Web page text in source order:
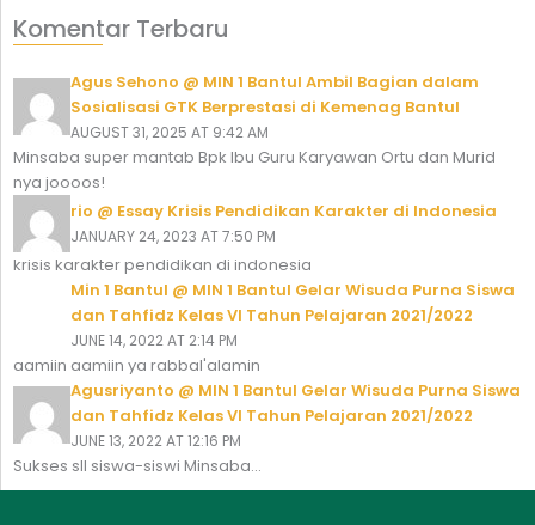
Komentar Terbaru
Agus Sehono @ MIN 1 Bantul Ambil Bagian dalam
Sosialisasi GTK Berprestasi di Kemenag Bantul
AUGUST 31, 2025 AT 9:42 AM
Minsaba super mantab Bpk Ibu Guru Karyawan Ortu dan Murid
nya joooos!
rio @ Essay Krisis Pendidikan Karakter di Indonesia
JANUARY 24, 2023 AT 7:50 PM
krisis karakter pendidikan di indonesia
Min 1 Bantul @ MIN 1 Bantul Gelar Wisuda Purna Siswa
dan Tahfidz Kelas VI Tahun Pelajaran 2021/2022
JUNE 14, 2022 AT 2:14 PM
aamiin aamiin ya rabbal'alamin
Agusriyanto @ MIN 1 Bantul Gelar Wisuda Purna Siswa
dan Tahfidz Kelas VI Tahun Pelajaran 2021/2022
JUNE 13, 2022 AT 12:16 PM
Sukses sll siswa-siswi Minsaba...